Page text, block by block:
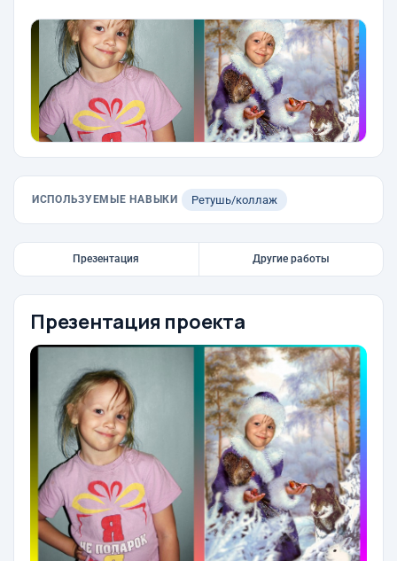
ИСПОЛЬЗУЕМЫЕ НАВЫКИ Ретушь/коллаж
Презентация Другие работы
Презентация проекта